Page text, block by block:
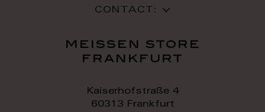
CONTACT:
meissen store
frankfurt
Kaiserhofstraße 4
60313 Frankfurt